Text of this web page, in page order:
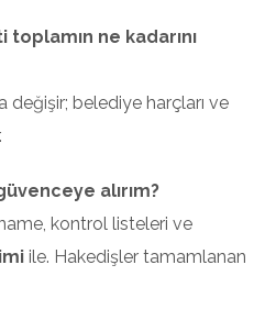
ne kadarını
değişir; belediye harçları ve
alırım?
kontrol listeleri ve
ile. Hakedişler tamamlanan